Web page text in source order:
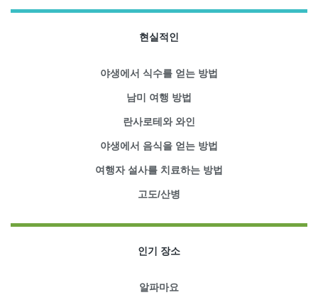
현실적인
야생에서 식수를 얻는 방법
남미 여행 방법
란사로테와 와인
야생에서 음식을 얻는 방법
여행자 설사를 치료하는 방법
고도/산병
인기 장소
알파마요